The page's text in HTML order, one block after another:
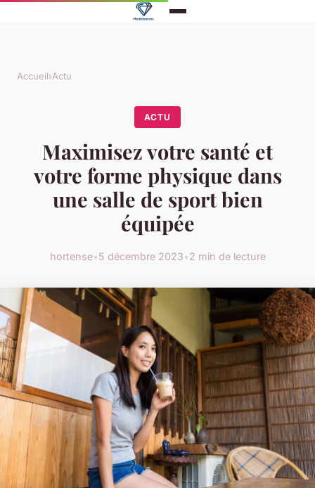
Accueil›Actu
ACTU
Maximisez votre santé et
votre forme physique dans
une salle de sport bien
équipée
hortense•5 décembre 2023•2 min de lecture